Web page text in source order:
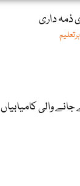
ذمہ داری
والی کامیابیاں